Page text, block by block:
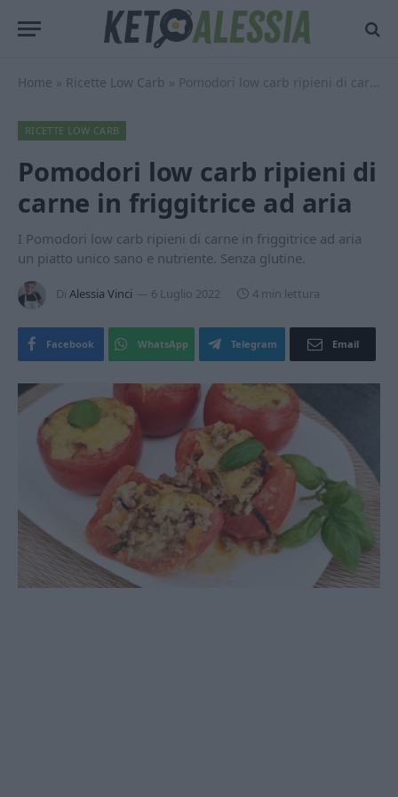
Home » Ricette Low Carb » Pomodori low carb ripieni di carne in friggitrice ad aria
RICETTE LOW CARB
Pomodori low carb ripieni di
carne in friggitrice ad aria
I Pomodori low carb ripieni di carne in friggitrice ad aria
un piatto unico sano e nutriente. Senza glutine.
Di Alessia Vinci 6 Luglio 2022 4 min lettura
Facebook WhatsApp Telegram Email